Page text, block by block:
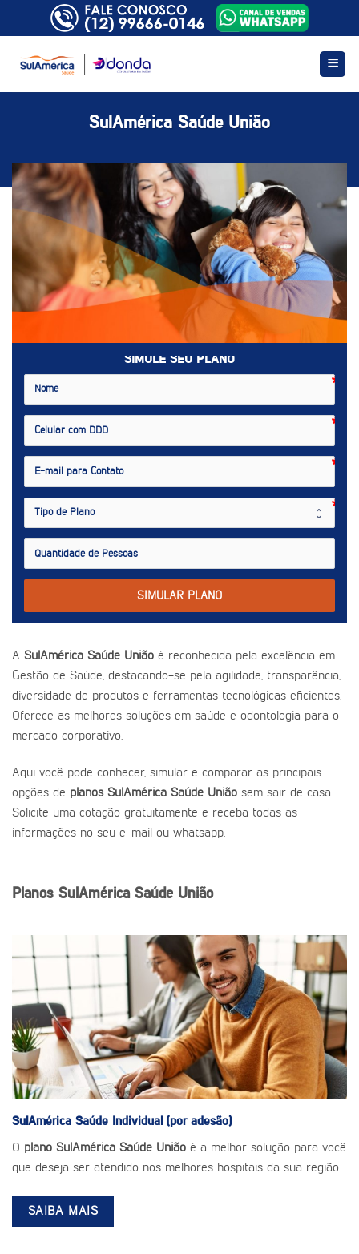
SulAmérica Saúde União
SIMULE SEU PLANO
SIMULAR PLANO
A SulAmérica Saúde União é reconhecida pela excelência em
Gestão de Saúde, destacando-se pela agilidade, transparência,
diversidade de produtos e ferramentas tecnológicas eficientes.
Oferece as melhores soluções em saúde e odontologia para o
mercado corporativo.
Aqui você pode conhecer, simular e comparar as principais
opções de planos SulAmérica Saúde União sem sair de casa.
Solicite uma cotação gratuitamente e receba todas as
informações no seu e-mail ou whatsapp.
Planos SulAmérica Saúde União
SulAmérica Saúde Individual (por adesão)
O plano SulAmérica Saúde União é a melhor solução para você
que deseja ser atendido nos melhores hospitais da sua região.
SAIBA MAIS